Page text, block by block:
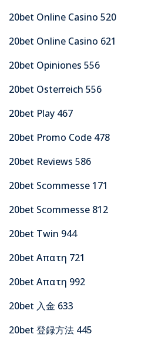
20bet Online Casino 520
20bet Online Casino 621
20bet Opiniones 556
20bet Osterreich 556
20bet Play 467
20bet Promo Code 478
20bet Reviews 586
20bet Scommesse 171
20bet Scommesse 812
20bet Twin 944
20bet Απατη 721
20bet Απατη 992
20bet 入金 633
20bet 登録方法 445